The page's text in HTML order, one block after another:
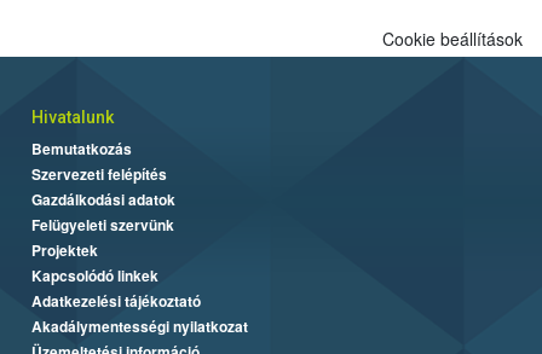
Cookie beállítások
Hivatalunk
Bemutatkozás
Szervezeti felépítés
Gazdálkodási adatok
Felügyeleti szervünk
Projektek
Kapcsolódó linkek
Adatkezelési tájékoztató
Akadálymentességi nyilatkozat